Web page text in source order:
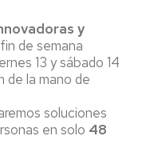
y
de semana
13 y sábado 14
de la mano de
soluciones
en solo 48